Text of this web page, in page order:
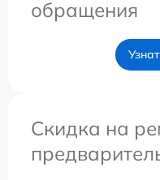
обращения
Скидка на